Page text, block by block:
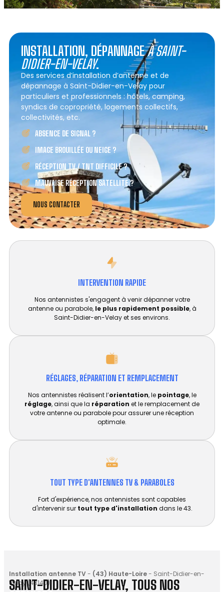
INSTALLATION, DÉPANNAGEÀ SAINT-
DIDIER-EN-VELAY.
Des services d’installation d’antenne et de
dépannage à Saint-Didier-en-Velay pour
particuliers et professionnels : hôtels, camping,
syndics de copropriété, logements collectifs,
collectivités, etc.
ABSENCE DE SIGNAL ?
IMAGE BROUILLÉE OU NEIGE ?
RÉCEPTION TV / TNT DIFFICILE ?
MAUVAISE RÉCEPTION SATELLITE ?
NOUS CONTACTER
INTERVENTION RAPIDE
Nos antennistes s'engagent à venir dépanner votre
antenne ou parabole, le plus rapidement possible, à
Saint-Didier-en-Velay et ses environs.
RÉGLAGES, RÉPARATION ET REMPLACEMENT​
Nos antennistes réalisent l’orientation, le pointage, le
réglage, ainsi que la réparation et le remplacement de
votre antenne ou parabole pour assurer une réception
optimale.
TOUT TYPE D'ANTENNES TV & PARABOLES
Fort d'expérience, nos antennistes sont capables
d'intervenir sur tout type d'installation dans le 43.
Installation antenne TV- (43) Haute-Loire- Saint-Didier-en-
Velay (43140)
SAINT-DIDIER-EN-VELAY, TOUS NOS